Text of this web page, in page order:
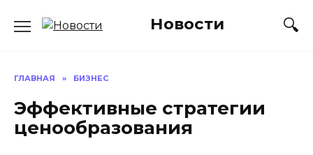
Новости
ГЛАВНАЯ » БИЗНЕС
Эффективные стратегии
ценообразования